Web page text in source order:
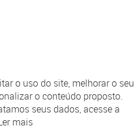
o uso do site, melhorar o seu
o conteúdo proposto.
seus dados, acesse a
mais